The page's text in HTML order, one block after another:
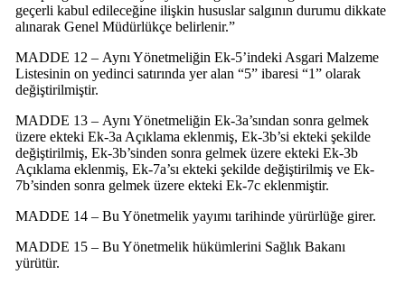
geçerli kabul edileceğine ilişkin hususlar salgının durumu dikkate
alınarak Genel Müdürlükçe belirlenir.”
MADDE 12 – Aynı Yönetmeliğin Ek-5’indeki Asgari Malzeme
Listesinin on yedinci satırında yer alan “5” ibaresi “1” olarak
değiştirilmiştir.
MADDE 13 – Aynı Yönetmeliğin Ek-3a’sından sonra gelmek
üzere ekteki Ek-3a Açıklama eklenmiş, Ek-3b’si ekteki şekilde
değiştirilmiş, Ek-3b’sinden sonra gelmek üzere ekteki Ek-3b
Açıklama eklenmiş, Ek-7a’sı ekteki şekilde değiştirilmiş ve Ek-
7b’sinden sonra gelmek üzere ekteki Ek-7c eklenmiştir.
MADDE 14 – Bu Yönetmelik yayımı tarihinde yürürlüğe girer.
MADDE 15 – Bu Yönetmelik hükümlerini Sağlık Bakanı
yürütür.